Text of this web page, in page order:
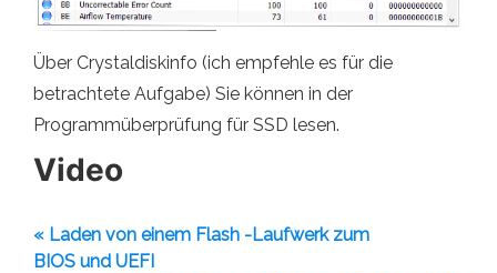
Über Crystaldiskinfo (ich empfehle es für die
betrachtete Aufgabe) Sie können in der
Programmüberprüfung für SSD lesen.
Video
« Laden von einem Flash -Laufwerk zum
BIOS und UEFI